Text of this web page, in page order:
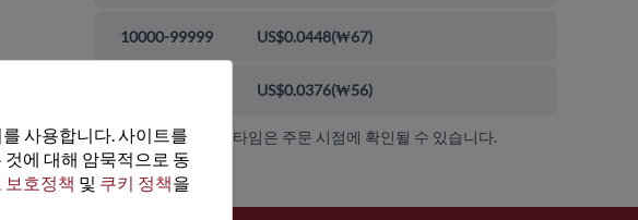
10000-99999 US$0.0448(₩67)
US$0.0376(₩56)
가격, 가용성 및 리드 타임은 주문 시점에 확인될 수 있습니다.
사용합니다. 사이트를
에 대해 암묵적으로 동
보호정책 및 쿠키 정책을